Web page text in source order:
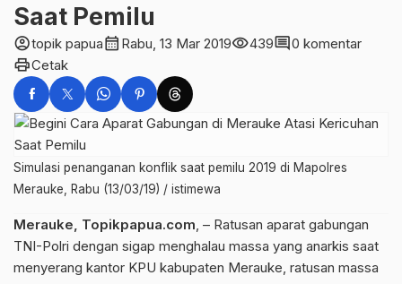
Saat Pemilu
account_circletopik papuacalendar_month Rabu, 13 Mar 2019visibility439comment0 komentar
printCetak
Simulasi penanganan konflik saat pemilu 2019 di Mapolres
Merauke, Rabu (13/03/19) / istimewa
Merauke, Topikpapua.com , – Ratusan aparat gabungan
TNI-Polri dengan sigap menghalau massa yang anarkis saat
menyerang kantor KPU kabupaten Merauke, ratusan massa